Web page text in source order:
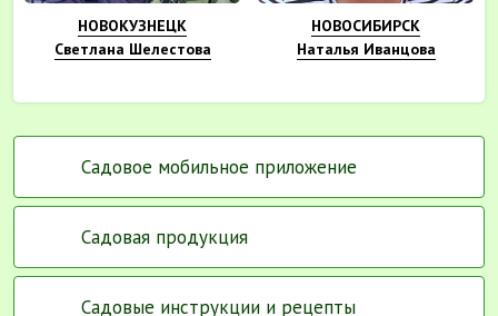
НОВОКУЗНЕЦК
Светлана Шелестова
НОВОСИБИРСК
Наталья Иванцова
Садовое мобильное приложение
Садовая продукция
Садовые инструкции и рецепты